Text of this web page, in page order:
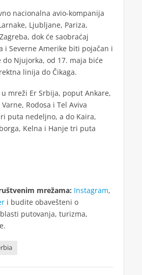
nacionalna avio-kompanija
Ljubljane, Pariza,
dok će saobraćaj
i Severne Amerike biti pojačan i
do Njujorka, od 17. maja biće
linija do Čikaga.
mreži Er Srbija, poput Ankare,
Rodosa i Tel Aviva
puta nedeljno, a do Kaira,
Kelna i Hanje tri puta
mrežama: Instagram,
i budite obavešteni o
putovanja, turizma,